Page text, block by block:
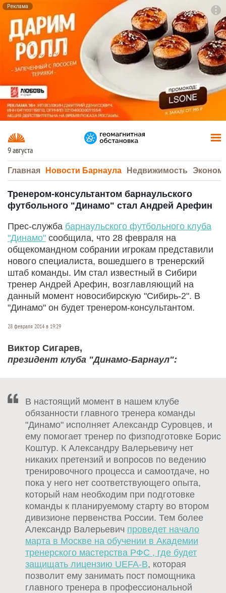
Реклама
9 августа
Главная Новости Барнаула Недвижимость
Тренером-консультантом барнаульского
футбольного "Динамо" стал Андрей Арефин
Прес-служба барнаульского футбольного клуба
"Динамо" сообщила, что 28 февраля на
общекомандном собрании игрокам представили
нового специалиста, вошедшего в тренерский
штаб команды. Им стал известный в Сибири
тренер Андрей Арефин, возглавляющий на
данный момент новосибирскую "Сибирь-2". В
"Динамо" он будет тренером-консультантом.
28 февраля 2014 в 19:29
Виктор Сигарев,
президент клуба "Динамо-Барнаул":
В настоящий момент в нашем клубе
обязанности главного тренера команды
"Динамо" исполняет Александр Суровцев, и
ему помогает тренер по физподготовке Борис
Коштур. К Александру Валерьевичу нет
никаких претензий и вопросов по ведению
тренировочного процесса и самоотдаче, но
пока у него нет соответствующего опыта,
который нам необходим при подготовке
команды к планируемому старту во втором
дивизионе первенства России. Тем более
Александр Валерьевич проведет начало
марта в Москве на обучении в Академии
тренерского мастерства РФС , где будет
защищать лицензию UEFA-B, которая
позволит ему занимать пост помощника
главного тренера в профессиональной